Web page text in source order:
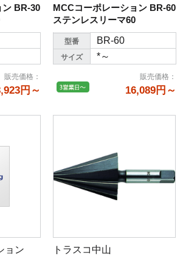
ン BR-30
販売価格 ：
円～
MCCコーポレーション BR-60
ステンレスリーマ60
型番 BR-60
サイズ *～
販売価格 ：
16,089円～
ョン
トラスコ中山